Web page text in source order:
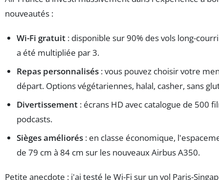
nouveautés :
Wi-Fi gratuit : disponible sur 90% des vols long-
a été multipliée par 3.
Repas personnalisés : vous pouvez choisir votre
départ. Options végétariennes, halal, casher, sans
Divertissement : écrans HD avec catalogue de 500
podcasts.
Sièges améliorés : en classe économique,
de 79 cm à 84 cm sur les nouveaux Airbus A350.
Petite anecdote : j'ai testé le Wi-Fi sur un vol Paris-